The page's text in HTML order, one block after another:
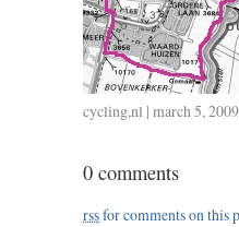
cycling,nl | march 5,
0 comments
rssfor comments on this